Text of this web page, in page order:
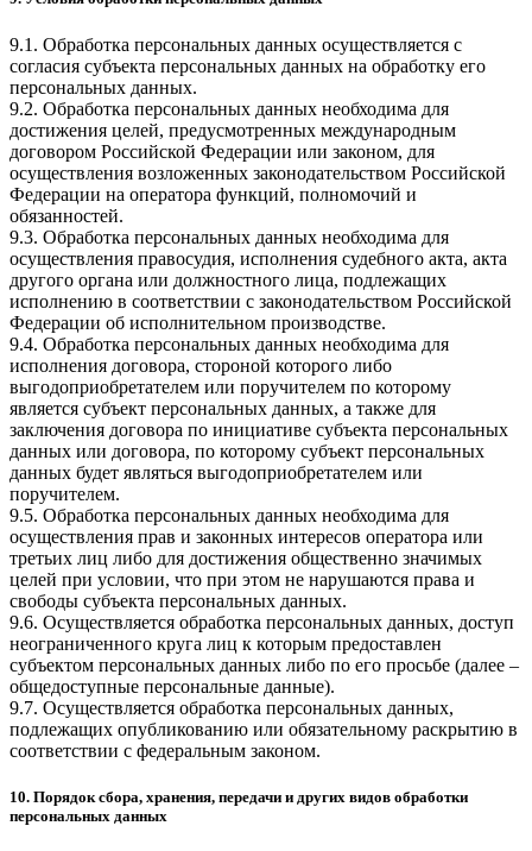
9.1. Обработка персональных данных осуществляется с
согласия субъекта персональных данных на обработку его
персональных данных.
9.2. Обработка персональных данных необходима для
достижения целей, предусмотренных международным
договором Российской Федерации или законом, для
осуществления возложенных законодательством Российской
Федерации на оператора функций, полномочий и
обязанностей.
9.3. Обработка персональных данных необходима для
осуществления правосудия, исполнения судебного акта, акта
другого органа или должностного лица, подлежащих
исполнению в соответствии с законодательством Российской
Федерации об исполнительном производстве.
9.4. Обработка персональных данных необходима для
исполнения договора, стороной которого либо
выгодоприобретателем или поручителем по которому
является субъект персональных данных, а также для
заключения договора по инициативе субъекта персональных
данных или договора, по которому субъект персональных
данных будет являться выгодоприобретателем или
поручителем.
9.5. Обработка персональных данных необходима для
осуществления прав и законных интересов оператора или
третьих лиц либо для достижения общественно значимых
целей при условии, что при этом не нарушаются права и
свободы субъекта персональных данных.
9.6. Осуществляется обработка персональных данных, доступ
неограниченного круга лиц к которым предоставлен
субъектом персональных данных либо по его просьбе (далее –
общедоступные персональные данные).
9.7. Осуществляется обработка персональных данных,
подлежащих опубликованию или обязательному раскрытию в
соответствии с федеральным законом.
10. Порядок сбора, хранения, передачи и других видов обработки
персональных данных